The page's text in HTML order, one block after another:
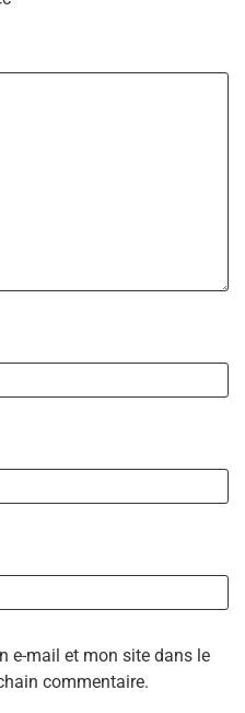
e-mail et mon site dans le
commentaire.